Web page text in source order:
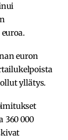
euron
yllätys.
360 000